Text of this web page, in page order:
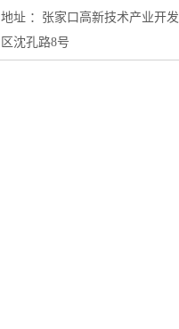
地址 ： 张家口高新技术产业开发
区沈孔路8号